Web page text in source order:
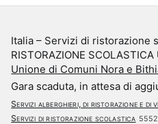
Italia – Servizi di ristorazione
RISTORAZIONE
Unione di Comuni Nora e
Gara scaduta, in attesa di
Servizi alberghieri, di ristorazione e di
Servizi di ristorazione scolastica